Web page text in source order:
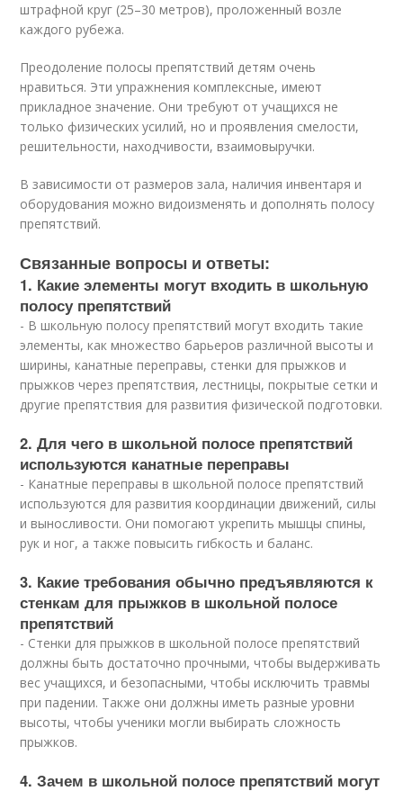
штрафной круг (25–30 метров), проложенный возле
каждого рубежа.
Преодоление полосы препятствий детям очень
нравиться. Эти упражнения комплексные, имеют
прикладное значение. Они требуют от учащихся не
только физических усилий, но и проявления смелости,
решительности, находчивости, взаимовыручки.
В зависимости от размеров зала, наличия инвентаря и
оборудования можно видоизменять и дополнять полосу
препятствий.
Связанные вопросы и ответы:
1. Какие элементы могут входить в школьную
полосу препятствий
- В школьную полосу препятствий могут входить такие
элементы, как множество барьеров различной высоты и
ширины, канатные переправы, стенки для прыжков и
прыжков через препятствия, лестницы, покрытые сетки и
другие препятствия для развития физической подготовки.
2. Для чего в школьной полосе препятствий
используются канатные переправы
- Канатные переправы в школьной полосе препятствий
используются для развития координации движений, силы
и выносливости. Они помогают укрепить мышцы спины,
рук и ног, а также повысить гибкость и баланс.
3. Какие требования обычно предъявляются к
стенкам для прыжков в школьной полосе
препятствий
- Стенки для прыжков в школьной полосе препятствий
должны быть достаточно прочными, чтобы выдерживать
вес учащихся, и безопасными, чтобы исключить травмы
при падении. Также они должны иметь разные уровни
высоты, чтобы ученики могли выбирать сложность
прыжков.
4. Зачем в школьной полосе препятствий могут